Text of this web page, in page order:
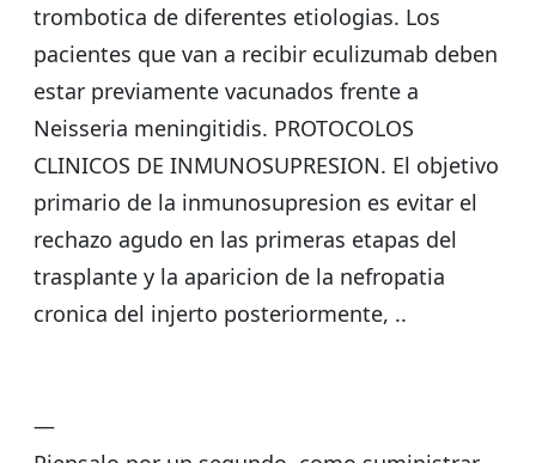
trombotica de diferentes etiologias. Los
pacientes que van a recibir eculizumab deben
estar previamente vacunados frente a
Neisseria meningitidis. PROTOCOLOS
CLINICOS DE INMUNOSUPRESION. El objetivo
primario de la inmunosupresion es evitar el
rechazo agudo en las primeras etapas del
trasplante y la aparicion de la nefropatia
cronica del injerto posteriormente, ..
—